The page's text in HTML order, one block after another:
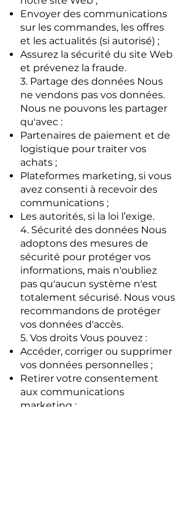
Envoyer des communications
sur les commandes, les offres
et les actualités (si autorisé) ;
Assurez la sécurité du site Web
et prévenez la fraude.
3. Partage des données Nous
ne vendons pas vos données.
Nous ne pouvons les partager
qu'avec :
Partenaires de paiement et de
logistique pour traiter vos
achats ;
Plateformes marketing, si vous
avez consenti à recevoir des
communications ;
Les autorités, si la loi l’exige.
4. Sécurité des données Nous
adoptons des mesures de
sécurité pour protéger vos
informations, mais n'oubliez
pas qu'aucun système n'est
totalement sécurisé. Nous vous
recommandons de protéger
vos données d'accès.
5. Vos droits Vous pouvez :
Accéder, corriger ou supprimer
vos données personnelles ;
Retirer votre consentement
aux communications
marketing ;